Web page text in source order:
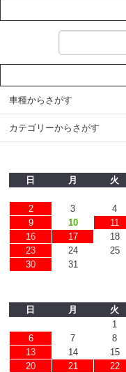
車種からさがす
カテゴリーからさがす
日
月 火
2
3 4
9
10 11
16
17 18
23
24 25
30
31
日
月 火
1
6
7 8
13
14 15
20
21 22